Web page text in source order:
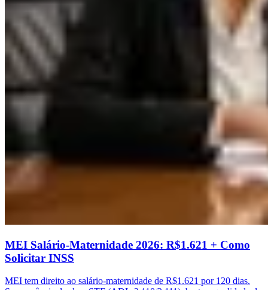
MEI Salário-Maternidade 2026: R$1.621 + Como
Solicitar INSS
MEI tem direito ao salário-maternidade de R$1.621 por 120 dias.